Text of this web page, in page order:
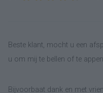
Beste klant, mocht u een
u om mij te bellen of te
Bijvoorbaat dank en met